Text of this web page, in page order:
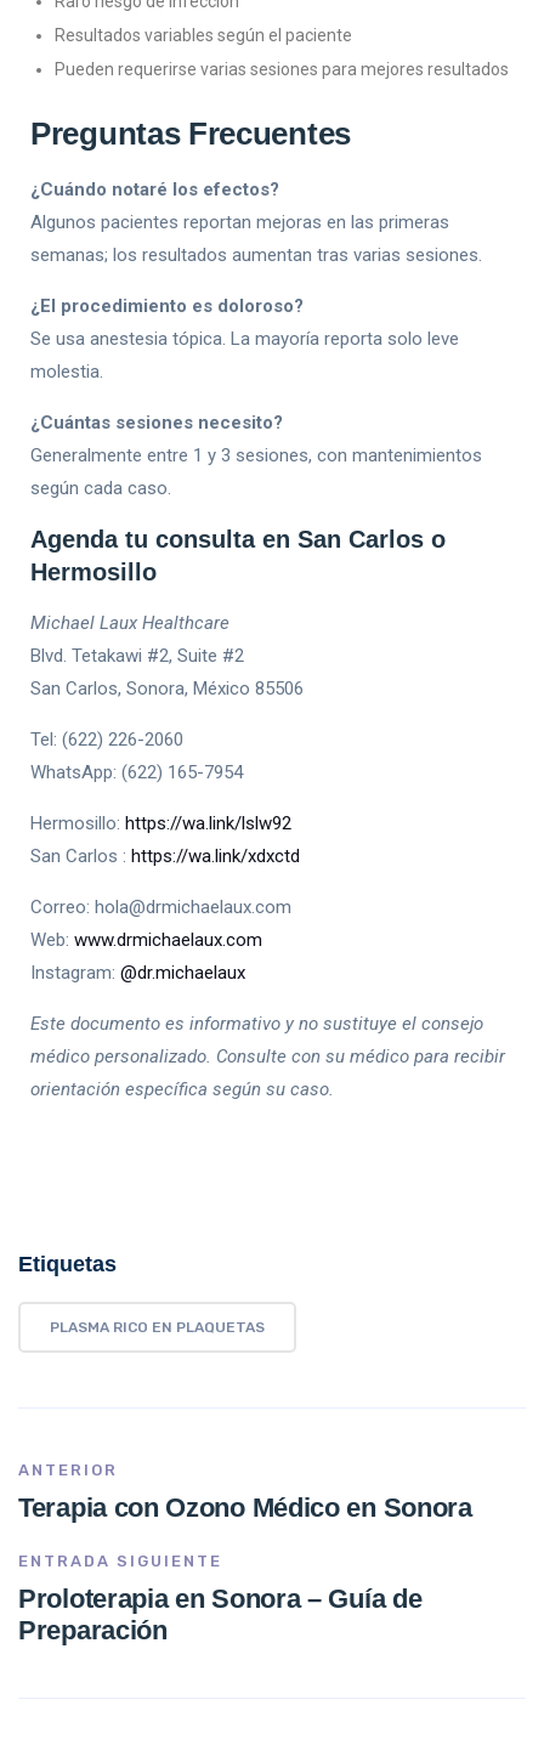
Resultados variables según el paciente
Pueden requerirse varias sesiones para mejores resultados
Preguntas Frecuentes
¿Cuándo notaré los efectos?
Algunos pacientes reportan mejoras en las primeras
semanas; los resultados aumentan tras varias sesiones.
¿El procedimiento es doloroso?
Se usa anestesia tópica. La mayoría reporta solo leve
molestia.
¿Cuántas sesiones necesito?
Generalmente entre 1 y 3 sesiones, con mantenimientos
según cada caso.
Agenda tu consulta en San Carlos o
Hermosillo
Michael Laux Healthcare
Blvd. Tetakawi #2, Suite #2
San Carlos, Sonora, México 85506
Tel: (622) 226-2060
WhatsApp: (622) 165-7954
Hermosillo: https://wa.link/lslw92
San Carlos : https://wa.link/xdxctd
Correo: hola@drmichaelaux.com
Web: www.drmichaelaux.com
Instagram: @dr.michaelaux
Este documento es informativo y no sustituye el consejo
médico personalizado. Consulte con su médico para recibir
orientación específica según su caso.
Etiquetas
PLASMA RICO EN PLAQUETAS
ANTERIOR
Terapia con Ozono Médico en Sonora
ENTRADA SIGUIENTE
Proloterapia en Sonora – Guía de
Preparación